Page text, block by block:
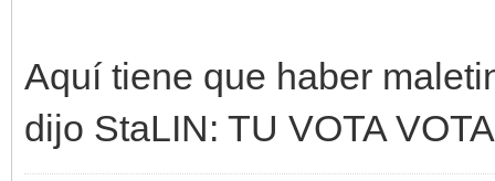
Aquí tiene que haber
dijo StaLIN: TU VOTA